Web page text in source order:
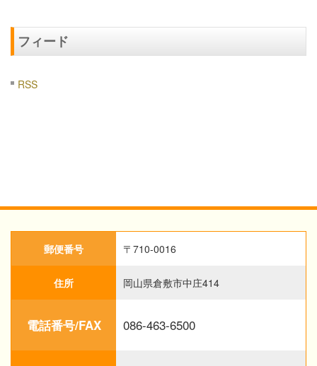
フィード
RSS
郵便番号 〒710-0016
住所 岡山県倉敷市中庄414
電話番号/FAX 086-463-6500